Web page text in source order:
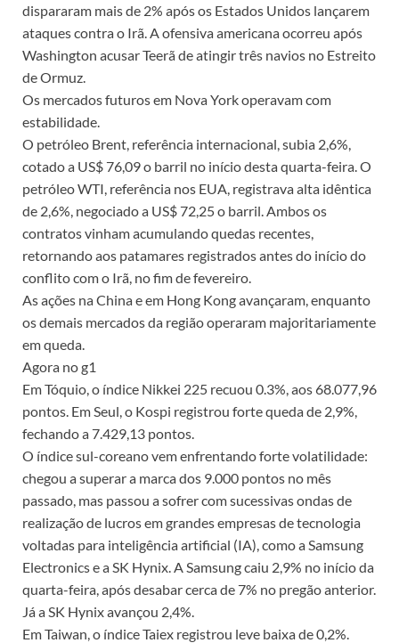
dispararam mais de 2% após os Estados Unidos lançarem
ataques contra o Irã. A ofensiva americana ocorreu após
Washington acusar Teerã de atingir três navios no Estreito
de Ormuz.
Os mercados futuros em Nova York operavam com
estabilidade.
O petróleo Brent, referência internacional, subia 2,6%,
cotado a US$ 76,09 o barril no início desta quarta-feira. O
petróleo WTI, referência nos EUA, registrava alta idêntica
de 2,6%, negociado a US$ 72,25 o barril. Ambos os
contratos vinham acumulando quedas recentes,
retornando aos patamares registrados antes do início do
conflito com o Irã, no fim de fevereiro.
As ações na China e em Hong Kong avançaram, enquanto
os demais mercados da região operaram majoritariamente
em queda.
Agora no g1
Em Tóquio, o índice Nikkei 225 recuou 0.3%, aos 68.077,96
pontos. Em Seul, o Kospi registrou forte queda de 2,9%,
fechando a 7.429,13 pontos.
O índice sul-coreano vem enfrentando forte volatilidade:
chegou a superar a marca dos 9.000 pontos no mês
passado, mas passou a sofrer com sucessivas ondas de
realização de lucros em grandes empresas de tecnologia
voltadas para inteligência artificial (IA), como a Samsung
Electronics e a SK Hynix. A Samsung caiu 2,9% no início da
quarta-feira, após desabar cerca de 7% no pregão anterior.
Já a SK Hynix avançou 2,4%.
Em Taiwan, o índice Taiex registrou leve baixa de 0,2%.